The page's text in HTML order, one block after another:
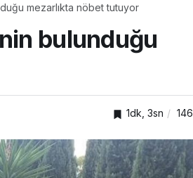
mezarlıkta nöbet tutuyor
bulunduğu
1dk, 3sn 146